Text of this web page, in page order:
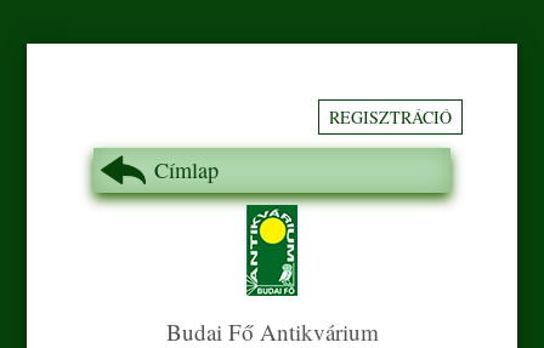
REGISZTRÁCIÓ
Címlap
Budai Fő Antikvárium